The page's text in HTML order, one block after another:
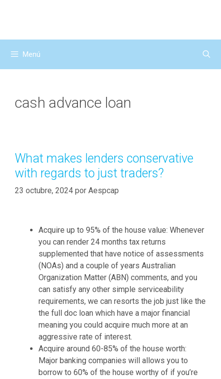
Menú
cash advance loan
What makes lenders conservative
with regards to just traders?
23 octubre, 2024 por Aespcap
Acquire up to 95% of the house value: Whenever
you can render 24 months tax returns
supplemented that have notice of assessments
(NOAs) and a couple of years Australian
Organization Matter (ABN) comments, and you
can satisfy any other simple serviceability
requirements, we can resorts the job just like the
the full doc loan which have a major financial
meaning you could acquire much more at an
aggressive rate of interest.
Acquire around 60-85% of the house worth:
Major banking companies will allows you to
borrow to 60% of the house worthy of if you’re